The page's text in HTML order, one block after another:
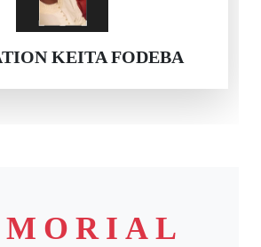
KEITA FODEBA